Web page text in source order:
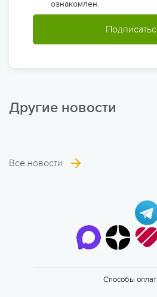
ознакомлен.
Другие новости
Все новости
Способы